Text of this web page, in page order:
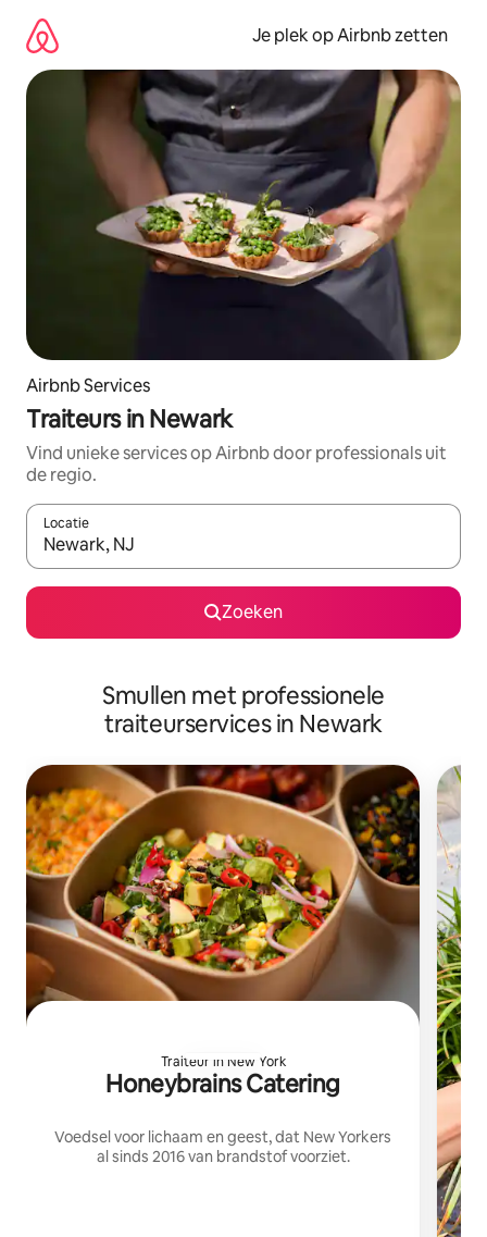
direct
naar
inhoud
Je plek op Airbnb zetten
Airbnb Services
Traiteurs in Newark
Vind unieke services op Airbnb door professionals uit
de regio.
Locatie
Wanneer er resultaten beschikbaar zijn, maak je een keuze
Zoeken
Smullen met professionele
traiteurservices in Newark
Traiteur in New York
Honeybrains Catering
Voedsel voor lichaam en geest, dat New Yorkers
al sinds 2016 van brandstof voorziet.